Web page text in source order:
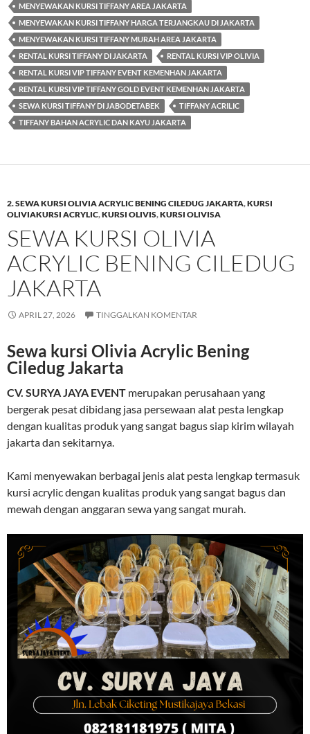
MENYEWAKAN KURSI TIFFANY AREA JAKARTA
MENYEWAKAN KURSI TIFFANY HARGA TERJANGKAU DI JAKARTA
MENYEWAKAN KURSI TIFFANY MURAH AREA JAKARTA
RENTAL KURSI TIFFANY DI JAKARTA
RENTAL KURSI VIP OLIVIA
RENTAL KURSI VIP TIFFANY EVENT KEMENHAN JAKARTA
RENTAL KURSI VIP TIFFANY GOLD EVENT KEMENHAN JAKARTA
SEWA KURSI TIFFANY DI JABODETABEK
TIFFANY ACRILIC
TIFFANY BAHAN ACRYLIC DAN KAYU JAKARTA
2. SEWA KURSI OLIVIA ACRYLIC BENING CILEDUG JAKARTA,KURSI
OLIVIAKURSI ACRYLIC,KURSI OLIVIS,KURSI OLIVISA
SEWA KURSI OLIVIA
ACRYLIC BENING CILEDUG
JAKARTA
APRIL 27, 2026 TINGGALKAN KOMENTAR
Sewa kursi Olivia Acrylic Bening
Ciledug Jakarta
CV. SURYA JAYA EVENT merupakan perusahaan yang
bergerak pesat dibidang jasa persewaan alat pesta lengkap
dengan kualitas produk yang sangat bagus siap kirim wilayah
jakarta dan sekitarnya.
Kami menyewakan berbagai jenis alat pesta lengkap termasuk
kursi acrylic dengan kualitas produk yang sangat bagus dan
mewah dengan anggaran sewa yang sangat murah.